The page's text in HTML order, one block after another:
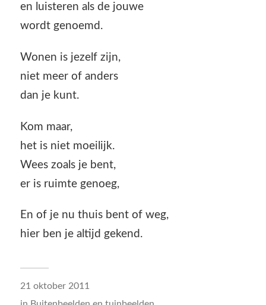
en luisteren als de jouwe
wordt genoemd.
Wonen is jezelf zijn,
niet meer of anders
dan je kunt.
Kom maar,
het is niet moeilijk.
Wees zoals je bent,
er is ruimte genoeg,
En of je nu thuis bent of weg,
hier ben je altijd gekend.
21 oktober 2011